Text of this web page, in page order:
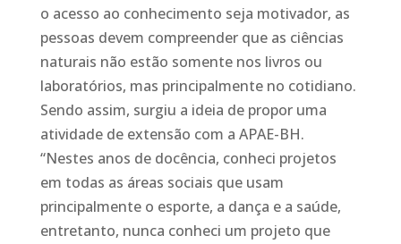
o acesso ao conhecimento seja motivador, as
pessoas devem compreender que as ciências
naturais não estão somente nos livros ou
laboratórios, mas principalmente no cotidiano.
Sendo assim, surgiu a ideia de propor uma
atividade de extensão com a APAE-BH.
“Nestes anos de docência, conheci projetos
em todas as áreas sociais que usam
principalmente o esporte, a dança e a saúde,
entretanto, nunca conheci um projeto que